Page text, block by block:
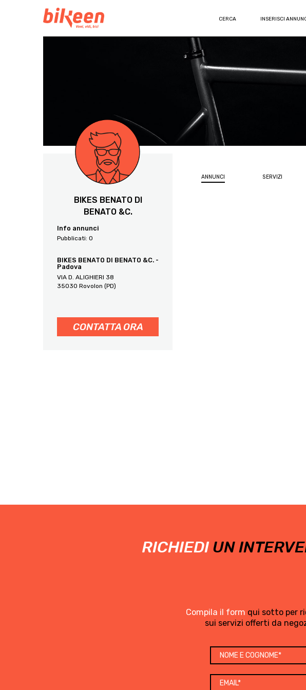
CERCA INSERISCI
BIKES BENATO DI
BENATO &C.
Info annunci
Pubblicati: 0
BIKES BENATO DI BENATO &C. -
Padova
VIA D. ALIGHIERI 38
35030 Rovolon (PD)
CONTATTA ORA
ANNUNCI SERVIZI
RICHIEDIUN
Compila il form qui sotto per
sui servizi offerti da